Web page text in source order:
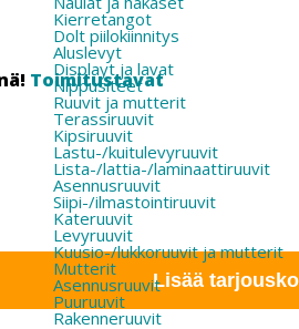
Kierretangot
Dolt piilokiinnitys
Aluslevyt
Displayt ja lavat
Nippusiteet
Ruuvit ja mutterit
Terassiruuvit
Kipsiruuvit
Lastu-/kuitulevyruuvit
Lista-/lattia-/laminaattiruuvit
Asennusruuvit
Siipi-/ilmastointiruuvit
Kateruuvit
Levyruuvit
Kuusio-/lukkoruuvit ja mutterit
Mutterit
Asennusruuvit
Puuruuvit
Rakenneruuvit
Toimitustavat
Lisää